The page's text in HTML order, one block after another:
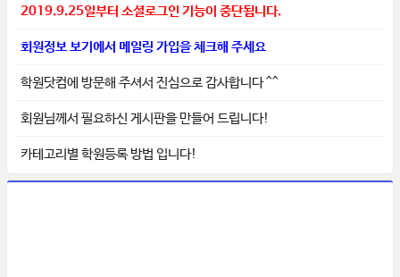
2019.9.25일부터 소셜로그인 기능이 중단됩니다.
회원정보 보기에서 메일링 가입을 체크해 주세요
학원닷컴에 방문해 주셔서 진심으로 감사합니다 ^^
회원님께서 필요하신 게시판을 만들어 드립니다!
카테고리별 학원등록 방법 입니다!